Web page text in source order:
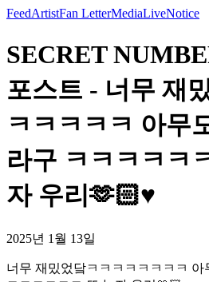
FeedArtistFan LetterMediaLiveNotice
SECRET
포스트 - 너무 재
ㅋㅋㅋㅋㅋ 아무
라구 ㅋㅋㅋㅋㅋ
자 우리🫶🏻♥️
2025년 1월 13일
너무 재밌었닼ㅋㅋㅋㅋㅋㅋㅋㅋ 아